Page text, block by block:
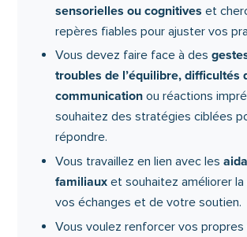
personnes accompagnées et
instaurer un environnement plus sûr,
plus humain pour toutes les parties
sensorielles ou cognitives et
repères fiables pour ajuster vos
Vous devez faire face à des
troubles de l’équilibre, difficultés
communication ou réactions
souhaitez des stratégies ciblées
répondre.
Vous travaillez en lien avec les
familiaux et souhaitez améliorer
vos échanges et de votre soutien.
Vous voulez renforcer vos